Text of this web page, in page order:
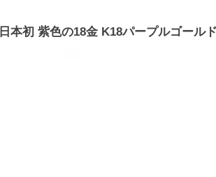
日本初 紫色の18金 K18パープルゴール